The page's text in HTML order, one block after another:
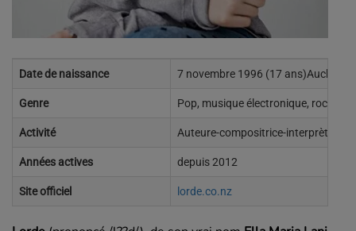
Date de naissance 7 novembre 1996 (17
Genre Pop, musique électronique, rock
Activité Auteure-compositrice-interprète
Années actives depuis 2012
Site officiel lorde.co.nz